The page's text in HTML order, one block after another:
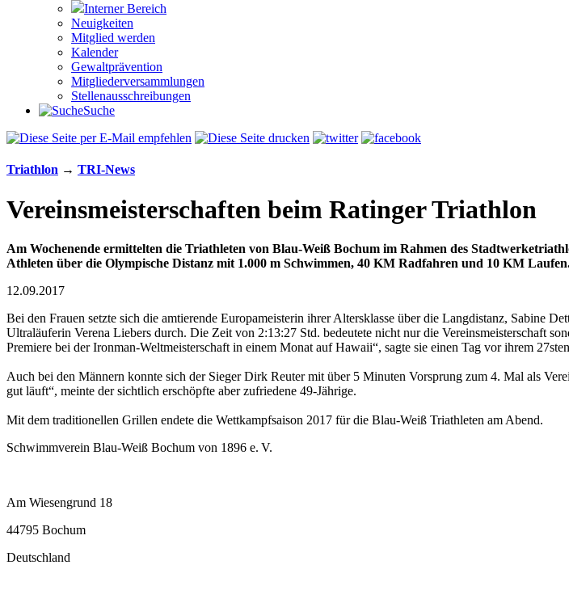
Interner Bereich
Neuigkeiten
Mitglied werden
Kalender
Gewaltprävention
Mitglieder­versammlungen
Stellen­aus­schrei­bungen
Suche
Triathlon → TRI-News
Vereinsmeisterschaften beim Ratinger Triathlon
Am Wochenende ermittelten die Triathleten von Blau-Weiß Bochum im Rahmen des
Athleten über die Olympische Distanz mit 1.000 m Schwimmen, 40 KM Radfahren und 10 KM
12.09.2017
Bei den Frauen setzte sich die amtierende Europameisterin ihrer Altersklasse über die Langdistanz, Sabine
Ultraläuferin Verena Liebers durch. Die Zeit von 2:13:27 Std. bedeutete nicht nur die Vereinsmeisterschaft
Premiere bei der Ironman-Weltmeisterschaft in einem Monat auf Hawaii“, sagte sie einen Tag vor ihrem
Auch bei den Männern konnte sich der Sieger Dirk Reuter mit über 5 Minuten Vorsprung zum 4. Mal als
gut läuft“, meinte der sichtlich erschöpfte aber zufriedene 49-Jährige.
Mit dem traditionellen Grillen endete die Wettkampfsaison 2017 für die Blau-Weiß Triathleten am Abend.
Schwimmverein Blau-Weiß Bochum von 1896 e. V.
Am Wiesengrund 18
44795 Bochum
Deutschland